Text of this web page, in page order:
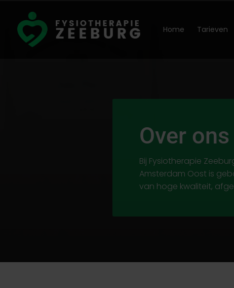
Home Tarieven
Over ons
Bij Fysiotherapie
Amsterdam Oost is
van hoge kwaliteit,